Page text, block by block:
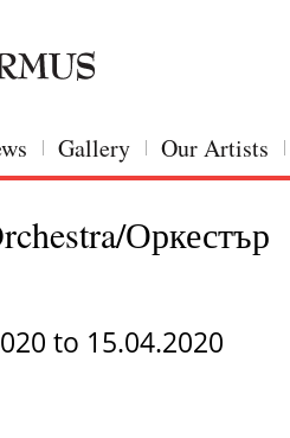
Gallery Our Artists
Оркестър
to 15.04.2020